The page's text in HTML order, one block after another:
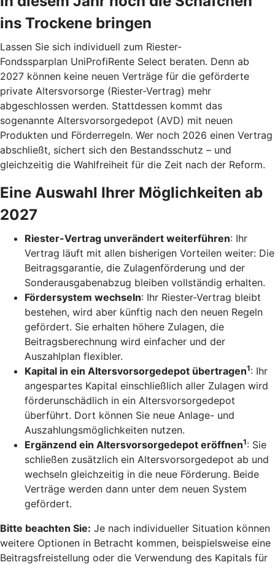
ins Trockene bringen
Lassen Sie sich individuell zum Riester-
Fondssparplan UniProfiRente Select beraten. Denn ab
2027 können keine neuen Verträge für die geförderte
private Altersvorsorge (Riester-Vertrag) mehr
abgeschlossen werden. Stattdessen kommt das
sogenannte Altersvorsorgedepot (AVD) mit neuen
Produkten und Förderregeln. Wer noch 2026 einen Vertrag
abschließt, sichert sich den Bestandsschutz – und
gleichzeitig die Wahlfreiheit für die Zeit nach der Reform.
Eine Auswahl Ihrer Möglichkeiten ab
2027
Riester-Vertrag unverändert weiterführen: Ihr
Vertrag läuft mit allen bisherigen Vorteilen weiter: Die
Beitragsgarantie, die Zulagenförderung und der
Sonderausgabenabzug bleiben vollständig erhalten.
Fördersystem wechseln: Ihr Riester-Vertrag bleibt
bestehen, wird aber künftig nach den neuen Regeln
gefördert. Sie erhalten höhere Zulagen, die
Beitragsberechnung wird einfacher und der
Auszahlplan flexibler.
Kapital in ein Altersvorsorgedepot übertragen1: Ihr
angespartes Kapital einschließlich aller Zulagen wird
förderunschädlich in ein Altersvorsorgedepot
überführt. Dort können Sie neue Anlage- und
Auszahlungsmöglichkeiten nutzen.
Ergänzend ein Altersvorsorgedepot eröffnen1: Sie
schließen zusätzlich ein Altersvorsorgedepot ab und
wechseln gleichzeitig in die neue Förderung. Beide
Verträge werden dann unter dem neuen System
gefördert.
Bitte beachten Sie: Je nach individueller Situation können
weitere Optionen in Betracht kommen, beispielsweise eine
Beitragsfreistellung oder die Verwendung des Kapitals für